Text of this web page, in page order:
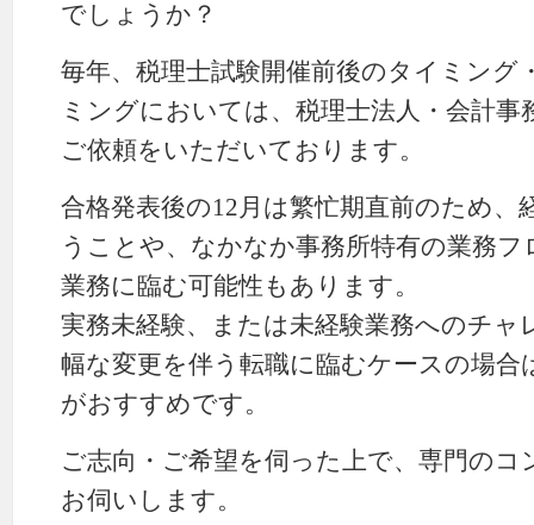
でしょうか？
毎年、税理士試験開催前後のタイミング
ミングにおいては、税理士法人・会計
ご依頼をいただいております。
合格発表後の12月は繁忙期直前のため、
うことや、なかなか事務所特有の業務
業務に臨む可能性もあります。
実務未経験、または未経験業務へのチャ
幅な変更を伴う転職に臨むケースの場合
がおすすめです。
ご志向・ご希望を伺った上で、専門の
お伺いします。